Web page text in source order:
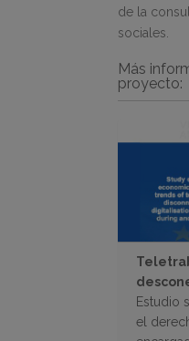
de la
sociales.
Más
proyecto:
Estudio
el